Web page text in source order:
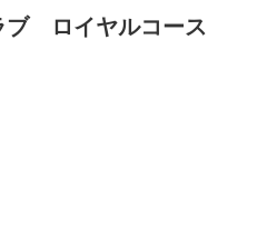
ブ ロイヤルコース